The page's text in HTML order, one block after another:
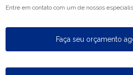
Entre em contato com um de nossos
Faça seu orçamento